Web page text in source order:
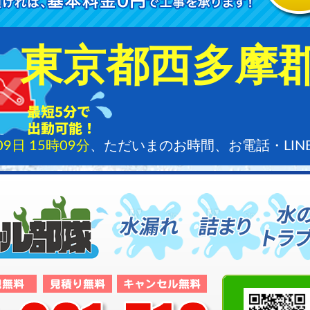
東京都西多摩
日 15時09分、ただいまのお時間、お電話・